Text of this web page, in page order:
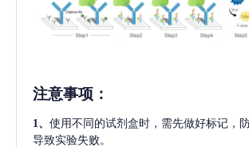
注意事项 ：
1、 使用不同的试剂盒时，需先做好标记，
导致实验失败。